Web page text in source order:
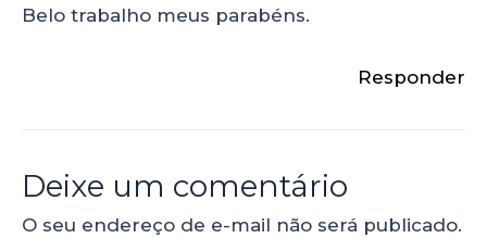
Belo trabalho meus parabéns.
Responder
Deixe um comentário
O seu endereço de e-mail não será publicado.